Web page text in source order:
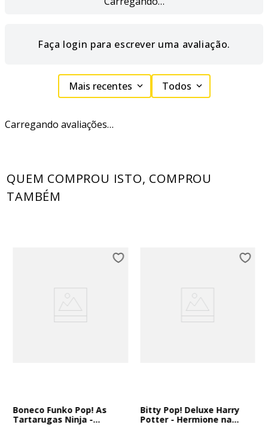
Faça login para escrever uma avaliação.
Mais recentes Todos
Carregando avaliações…
QUEM COMPROU ISTO, COMPROU
TAMBÉM
Boneco Funko Pop! As
Tartarugas Ninja -
Bitty Pop! Deluxe Harry
Potter - Hermione na